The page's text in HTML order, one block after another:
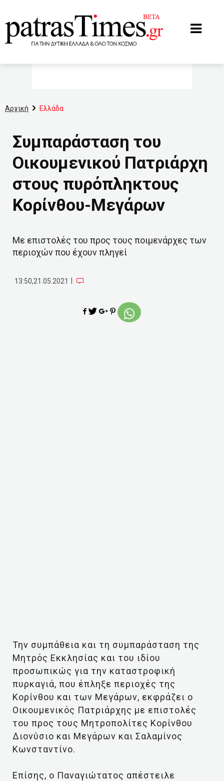
Αρχική Ελλάδα
Συμπαράσταση του
Οικουμενικού Πατριάρχη
στους πυρόπληκτους
Κορίνθου-Μεγάρων
Με επιστολές του προς τους ποιμενάρχες των
περιοχών που έχουν πληγεί
13:50,21.05.2021
Την συμπάθεια και τη συμπαράσταση της
Μητρός Εκκλησίας και του ιδίου
προσωπικώς για την καταστροφική
πυρκαγιά, που έπληξε περιοχές της
Κορίνθου και των Μεγάρων, εκφράζει ο
Οικουμενικός Πατριάρχης με επιστολές
του προς τους Μητροπολίτες Κορίνθου
Διονύσιο και Μεγάρων και Σαλαμίνος
Κωνσταντίνο.
Επίσης, ο Παναγιώτατος απέστειλε